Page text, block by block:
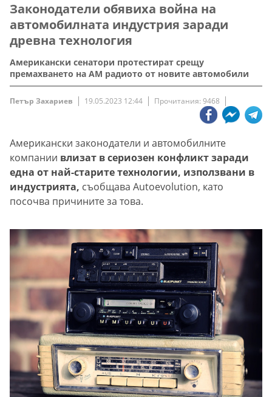
Законодатели обявиха война на
автомобилната индустрия заради
древна технология
Американски сенатори протестират срещу
премахването на AM радиото от новите автомобили
Петър Захариев 19.05.2023 12:44 Прочитания: 9468
Американски законодатели и автомобилните
компании влизат в сериозен конфликт заради
една от най-старите технологии, използвани в
индустрията, съобщава Autoevolution, като
посочва причините за това.